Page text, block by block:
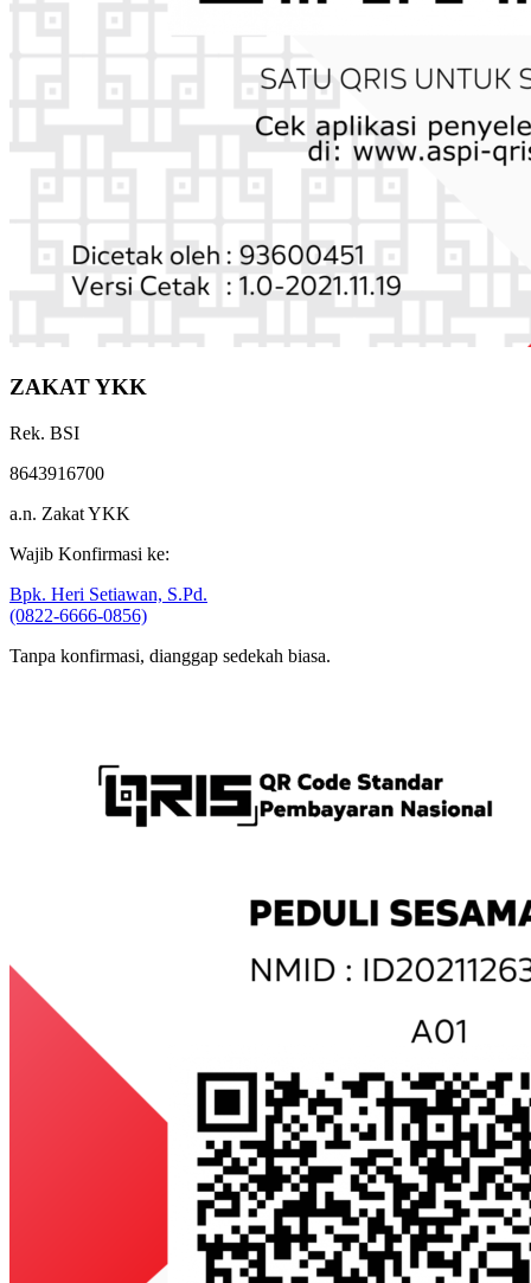
ZAKAT YKK
Rek. BSI
8643916700
a.n. Zakat YKK
Wajib Konfirmasi ke:
Bpk. Heri Setiawan, S.Pd.
(0822-6666-0856)
Tanpa konfirmasi, dianggap sedekah biasa.